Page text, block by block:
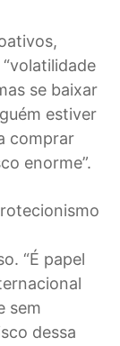
se baixar
estiver
comprar
enorme”.
“É papel
sem
dessa